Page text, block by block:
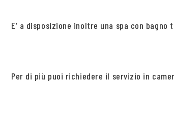
E’ a disposizione inoltre una spa con
Per di più puoi richiedere il servizio in